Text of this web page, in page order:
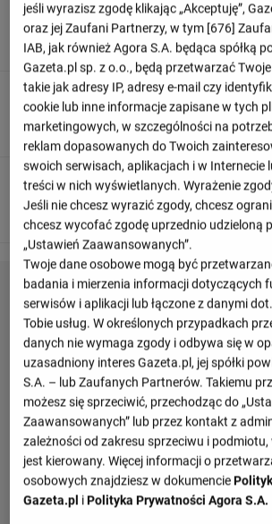
Nabil Bentaleb strzela spoza pola
niecelnie.
+ 6'
Clinton Mata skutecznie blokuje strzał.
90+ 6'
Nathan Ngoy strzela, ale jest
jeśli wyrazisz zgodę klikając „Akceptuję”,
oraz jej Zaufani Partnerzy, w tym [676]
IAB, jak również Agora S.A. będąca spółką
Gazeta.pl sp. z o.o., będą przetwarzać
takie jak adresy IP, adresy e-mail czy
cookie lub inne informacje zapisane w tych
marketingowych, w szczególności na
reklam dopasowanych do Twoich
swoich serwisach, aplikacjach i w Internecie
treści w nich wyświetlanych. Wyrażenie
Jeśli nie chcesz wyrazić zgody, chcesz
chcesz wycofać zgodę uprzednio udzieloną
„Ustawień Zaawansowanych”.
Twoje dane osobowe mogą być
badania i mierzenia informacji dotyczących
serwisów i aplikacji lub łączone z danymi
Tobie usług. W określonych przypadkach
danych nie wymaga zgody i odbywa się w
uzasadniony interes Gazeta.pl, jej spółki
S.A. – lub Zaufanych Partnerów. Takiemu
możesz się sprzeciwić, przechodząc do
Zaawansowanych” lub przez kontakt z
zależności od zakresu sprzeciwu i
jest kierowany. Więcej informacji o
osobowych znajdziesz w dokumencie
Gazeta.pl i Polityka Prywatności Agora S.A.